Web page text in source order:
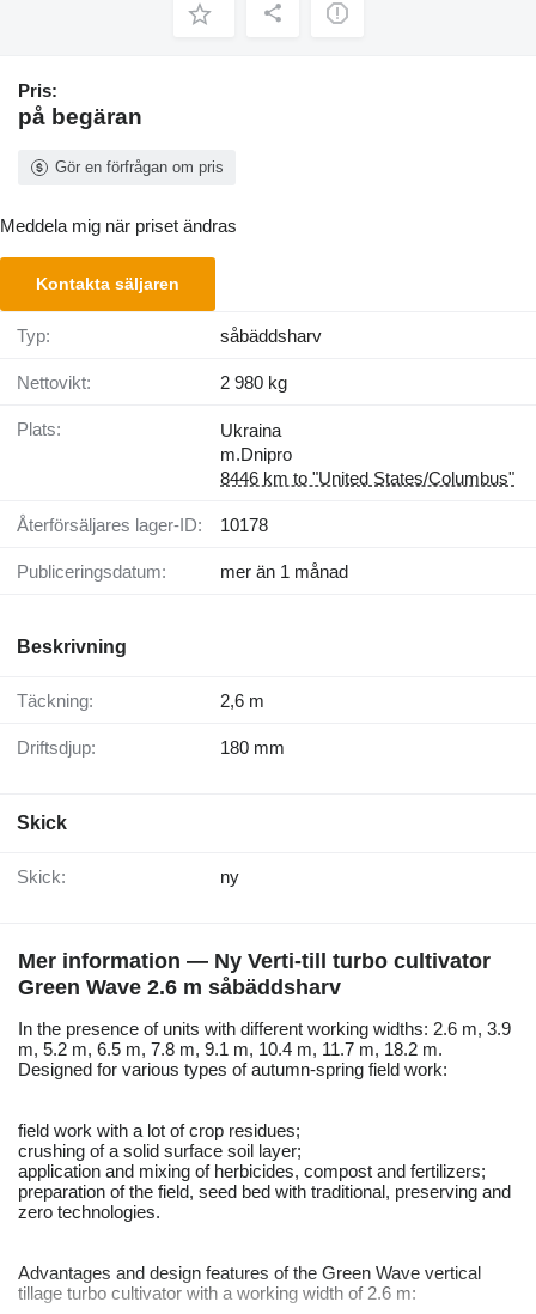
Pris:
på begäran
Gör en förfrågan om pris
Meddela mig när priset ändras
Kontakta säljaren
Typ: såbäddsharv
Nettovikt: 2 980 kg
Plats:
Ukraina
m.Dnipro
8446 km to "United States/Columbus"
Återförsäljares lager-ID: 10178
Publiceringsdatum: mer än 1 månad
Beskrivning
Täckning: 2,6 m
Driftsdjup: 180 mm
Skick
Skick: ny
Mer information — Ny Verti-till turbo cultivator
Green Wave 2.6 m såbäddsharv
In the presence of units with different working widths: 2.6 m, 3.9
m, 5.2 m, 6.5 m, 7.8 m, 9.1 m, 10.4 m, 11.7 m, 18.2 m.
Designed for various types of autumn-spring field work:
field work with a lot of crop residues;
crushing of a solid surface soil layer;
application and mixing of herbicides, compost and fertilizers;
preparation of the field, seed bed with traditional, preserving and
zero technologies.
Advantages and design features of the Green Wave vertical
tillage turbo cultivator with a working width of 2.6 m: